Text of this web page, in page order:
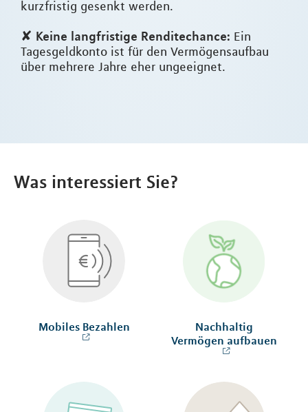
kurzfristig gesenkt werden.
✘ Keine langfristige Renditechance: Ein
Tagesgeldkonto ist für den Vermögensaufbau
über mehrere Jahre eher ungeeignet.
Was interessiert Sie?
Mobiles Bezahlen
Nachhaltig
Vermögen aufbauen